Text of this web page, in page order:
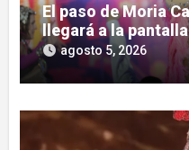
El paso de Moria
llegará a la
serie documental
agosto 5, 2026